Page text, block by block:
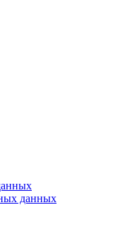
данных